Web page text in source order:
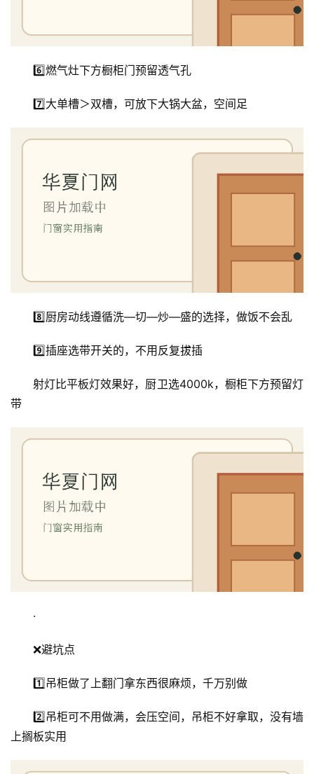
首
卧
庭
6️⃣燃气灶下方橱柜门预留透气孔
7️⃣大单槽＞双槽，可放下大锅大盆，空间足
8️⃣厨房动线遵循洗—切—炒—盛的选择，做饭不会乱
9️⃣插座选带开关的，不用反复拔插
射灯比平板灯效果好，厨卫选4000k，橱柜下方预留灯
带
·
❌避坑点
1️⃣吊柜做了上翻门拿东西很麻烦，千万别做
2️⃣吊柜可不用做满，会压空间，吊柜不好拿取，没有墙
上搁板实用